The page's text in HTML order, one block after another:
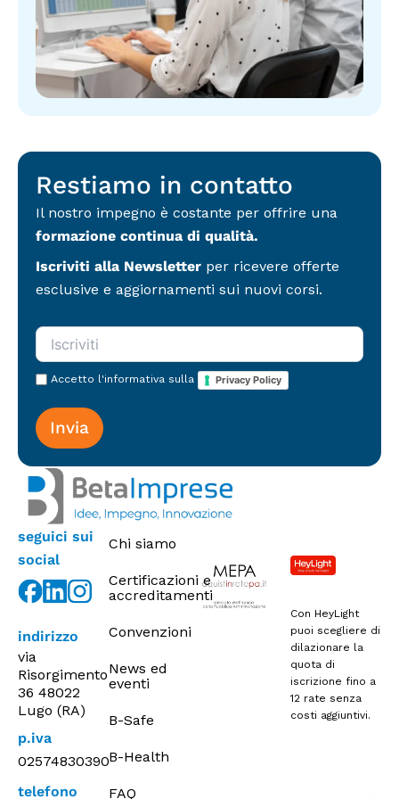
n
i
p
r
c
*
z
i
o
n
i
v
c
y
(
c
p
i
)
e
r
e
c
o
m
c
a
z
i
n
i
d
i
a
k
e
n
g
Restiamo in contatto
Il nostro impegno è costante per offrire una
formazione continua di qualità.
Iscriviti alla Newsletter per ricevere offerte
esclusive e aggiornamenti sui nuovi corsi.
Accetto l'informativa sulla Privacy Policy
seguici sui
social
indirizzo
via
Risorgimento
36 48022
Lugo (RA)
p.iva
02574830390
telefono
Chi siamo
Certificazioni e
accreditamenti
Convenzioni
News ed
eventi
B-Safe
B-Health
FAQ
Con HeyLight
puoi scegliere di
dilazionare la
quota di
iscrizione fino a
12 rate senza
costi aggiuntivi.